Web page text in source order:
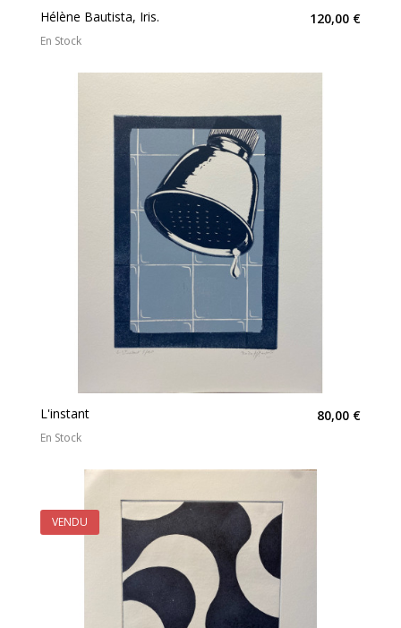
Hélène Bautista, Iris. 120,00 €
En Stock
L'instant 80,00 €
En Stock
VENDU